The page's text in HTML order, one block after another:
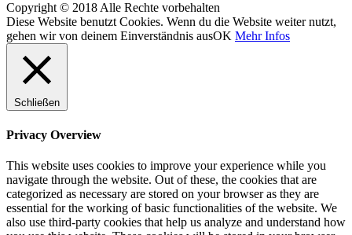
Copyright © 2018 Alle Rechte vorbehalten
Diese Website benutzt Cookies. Wenn du die Website weiter nutzt,
gehen wir von deinem Einverständnis ausOK Mehr Infos
Schließen
Privacy Overview
This website uses cookies to improve your experience while you
navigate through the website. Out of these, the cookies that are
categorized as necessary are stored on your browser as they are
essential for the working of basic functionalities of the website. We
also use third-party cookies that help us analyze and understand how